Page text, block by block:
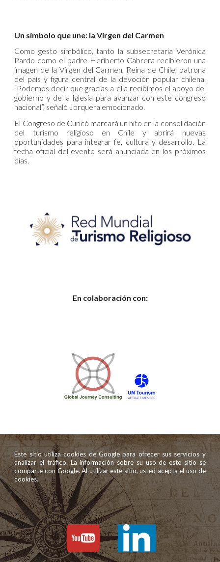
Un símbolo que une: la Virgen del Carmen
Como gesto simbólico, tanto la subsecretaria Verónica
Pardo como el padre Heriberto Cabrera recibieron una
imagen de la Virgen del Carmen, Reina de Chile, patrona
del país y figura central de la devoción popular chilena.
“Podemos decir que gracias a ella recibimos el apoyo del
gobierno y de la Iglesia para avanzar con este congreso
nacional”, señaló Jorquera emocionado.
El Congreso de Curicó marcará un hito en la consolidación
del turismo religioso en Chile y abrirá nuevas
oportunidades para integrar fe, cultura y desarrollo. La
fecha oficial del evento será anunciada en los próximos
días.
En colaboración con:
Este sitio utiliza cookies de Google para ofrecer sus servicios y
analizar el tráfico. La información sobre su uso de este sitio se
comparte con Google. Al utilizar este sitio, usted acepta el uso de
cookies.